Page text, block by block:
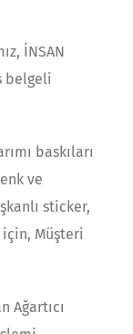
İNSAN
belgeli
baskıları
ve
sticker,
Müşteri
Ağartıcı